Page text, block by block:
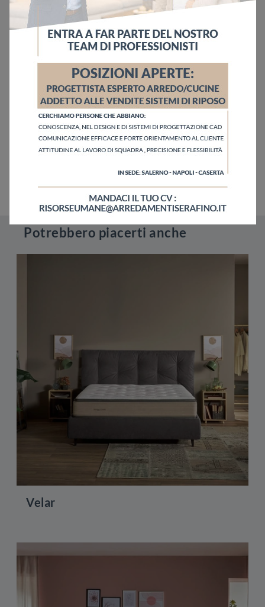
Potrebbero piacerti anche
Velar